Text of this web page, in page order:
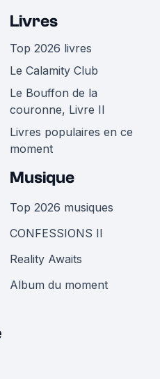
Livres
Top 2026 livres
Le Calamity Club
Le Bouffon de la
couronne, Livre II
Livres populaires en ce
moment
Musique
Top 2026 musiques
CONFESSIONS II
Reality Awaits
Album du moment